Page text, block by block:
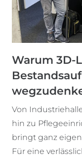
Warum 3D-
Von
hin zu
bringt ganz
Für eine